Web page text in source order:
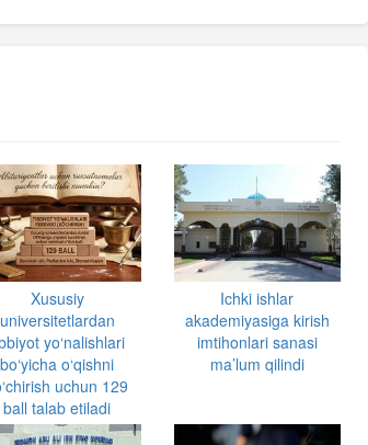
Xususiy
universitetlardan
yo‘nalishlari
bo‘yicha o‘qishni
uchun 129
ball talab etiladi
Ichki ishlar
akademiyasiga kirish
imtihonlari sanasi
ma’lum qilindi